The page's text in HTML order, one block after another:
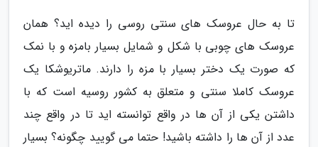
تا به حال عروسک های سنتی روسی را دیده اید؟ همان
عروسک های چوبی با شکل و شمایل بسیار بامزه و با نمک
که صورت یک دختر بسیار با مزه را دارند. ماتریوشکا یک
عروسک کاملا سنتی و متعلق به کشور روسیه است که با
داشتن یکی از آن ها در واقع توانسته اید تا در واقع چند
عدد از آن ها را داشته باشید! حتما می گویید چگونه؟ بسیار